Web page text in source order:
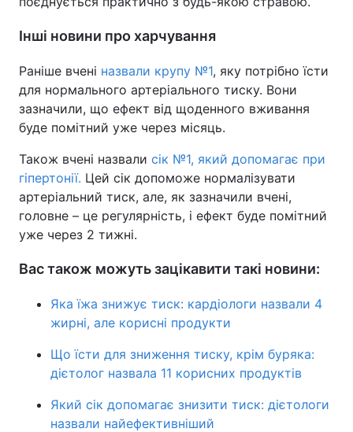
Інші новини про харчування
Раніше вчені назвали крупу №1, яку потрібно їсти
для нормального артеріального тиску. Вони
зазначили, що ефект від щоденного вживання
буде помітний уже через місяць.
Також вчені назвали сік №1, який допомагає при
гіпертонії. Цей сік допоможе нормалізувати
артеріальний тиск, але, як зазначили вчені,
головне – це регулярність, і ефект буде помітний
уже через 2 тижні.
Вас також можуть зацікавити такі новини:
Яка їжа знижує тиск: кардіологи назвали 4
жирні, але корисні продукти
Що їсти для зниження тиску, крім буряка:
дієтолог назвала 11 корисних продуктів
Який сік допомагає знизити тиск: дієтологи
назвали найефективніший